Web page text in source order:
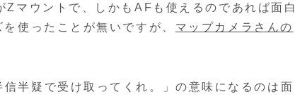
マウントで、しかもAFも使えるのであれば面白
使ったことが無いですが、 マップカメラさんの
疑で受け取ってくれ。」の意味になるのは面